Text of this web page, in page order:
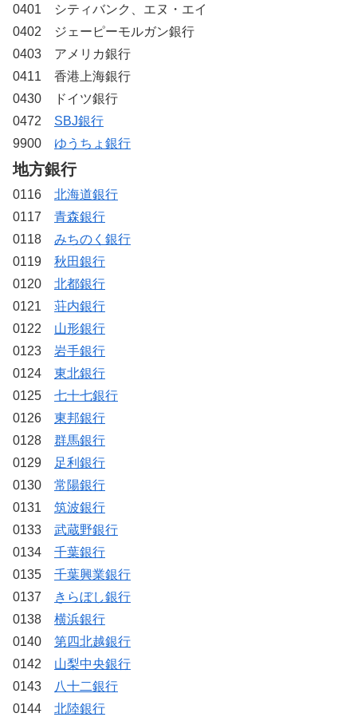
0401 シティバンク、エヌ・エイ
0402 ジェーピーモルガン銀行
0403 アメリカ銀行
0411 香港上海銀行
0430 ドイツ銀行
0472 SBJ銀行
9900 ゆうちょ銀行
地方銀行
0116 北海道銀行
0117 青森銀行
0118 みちのく銀行
0119 秋田銀行
0120 北都銀行
0121 荘内銀行
0122 山形銀行
0123 岩手銀行
0124 東北銀行
0125 七十七銀行
0126 東邦銀行
0128 群馬銀行
0129
足利銀行
0130 常陽銀行
0131 筑波銀行
0133 武蔵野銀行
0134 千葉銀行
0135 千葉興業銀行
0137
きらぼし銀行
0138 横浜銀行
0140 第四北越銀行
0142 山梨中央銀行
0143
八十二銀行
0144 北陸銀行